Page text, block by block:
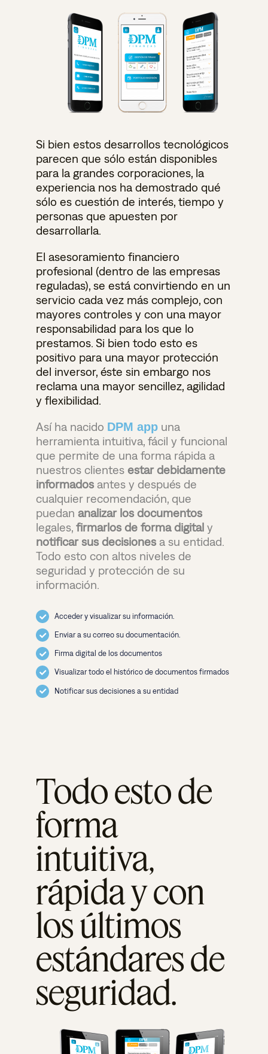
Si bien estos desarrollos tecnológicos
parecen que sólo están disponibles
para la grandes corporaciones, la
experiencia nos ha demostrado qué
sólo es cuestión de interés, tiempo y
personas que apuesten por
desarrollarla.
El asesoramiento financiero
profesional (dentro de las empresas
reguladas), se está convirtiendo en un
servicio cada vez más complejo, con
mayores controles y con una mayor
responsabilidad para los que lo
prestamos. Si bien todo esto es
positivo para una mayor protección
del inversor, éste sin embargo nos
reclama una mayor sencillez, agilidad
y flexibilidad.
Así ha nacido DPM appuna
herramienta intuitiva, fácil y funcional
que permite de una forma rápida a
nuestros clientes estar debidamente
informadosantes y después de
cualquier recomendación, que
puedan analizar los documentos
legales, firmarlos de forma digitaly
notificar sus decisionesa su entidad.
Todo esto con altos niveles de
seguridad y protección de su
información.
Acceder y visualizar su información.
Enviar a su correo su documentación.
Firma digital de los documentos
Visualizar todo el histórico de documentos firmados
Notificar sus decisiones a su entidad
Todo esto de
forma
intuitiva,
rápida y con
los últimos
estándares de
seguridad.